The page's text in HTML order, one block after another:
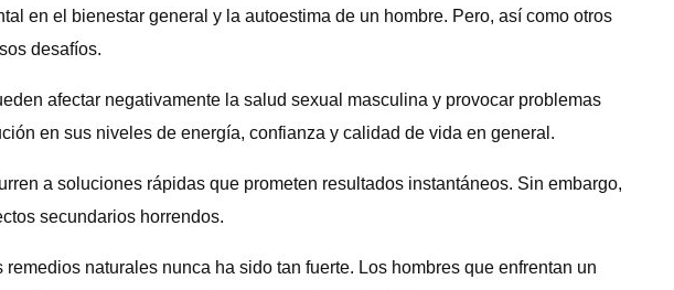
en el bienestar general y la autoestima de un hombre. Pero, así como otros
desafíos.
afectar negativamente la salud sexual masculina y provocar problemas
en sus niveles de energía, confianza y calidad de vida en general.
a soluciones rápidas que prometen resultados instantáneos. Sin embargo,
secundarios horrendos.
naturales nunca ha sido tan fuerte. Los hombres que enfrentan un